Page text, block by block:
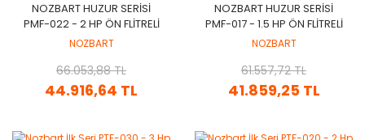
NOZBART HUZUR SERISI
PMF-022 - 2 HP ÖN FLITRELI
HAVUZ POMPASI
NOZBART
44.916,64 TL
66.053,88 TL
NOZBART HUZUR SERISI
PMF-017 - 1.5 HP ÖN FLITRELI
HAVUZ POMPASI
NOZBART
41.859,25 TL
61.557,72 TL